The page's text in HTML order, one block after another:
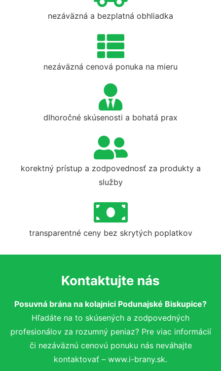
nezáväzná a bezplatná obhliadka
nezáväzná cenová ponuka na mieru
dlhoročné skúsenosti a bohatá prax
korektný prístup a zodpovednosť za produkty a
služby
transparentné ceny bez skrytých poplatkov
Kontaktujte nás
Posuvná brána na kolajnici Podunajské Biskupice?
Hľadáte na to skúsených a zodpovedných
profesionálov za rozumný peniaz? Pre viac informácií
či nezáväznú cenovú ponuku nás neváhajte
kontaktovať – www.i-brany.sk.